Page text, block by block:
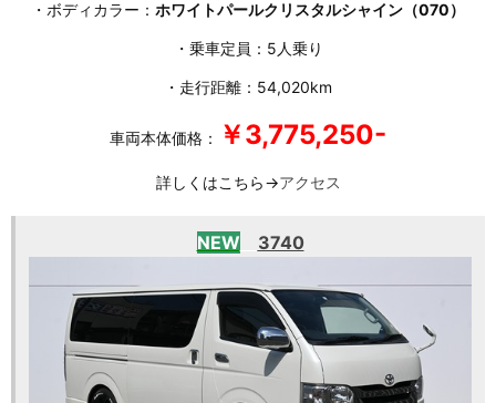
・ボディカラー： ホワイトパールクリスタルシャイン（070）
・乗車定員：5人乗り
・走行距離：54,020km
車両本体価格： ￥3,775,250-
詳しくはこちら→アクセス
NEW 3740